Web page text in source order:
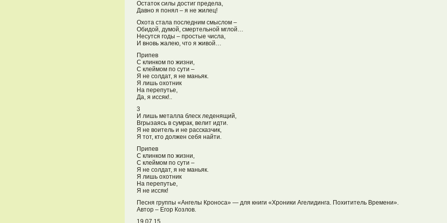
Остаток силы достиг предела,
Давно я понял – я не жилец!
Охота стала последним смыслом –
Обидой, думой, смертельной мглой…
Несутся годы – простые числа,
И вновь жалею, что я живой…
Припев
С клинком по жизни,
С клеймом по сути –
Я не солдат, я не маньяк.
Я лишь охотник
На перепутье,
Да, я иссяк!..
3
И лишь металла блеск леденящий,
Вгрызаясь в сумрак, велит идти.
Я не воитель и не рассказчик,
Я тот, кто должен себя найти.
Припев
С клинком по жизни,
С клеймом по сути –
Я не солдат, я не маньяк.
Я лишь охотник
На перепутье,
Я не иссяк!
Песня группы «Ангелы Кроноса» — для книги «Хроники Агелидинга. Похититель Времени».
Автор – Егор Козлов.
19.07.15